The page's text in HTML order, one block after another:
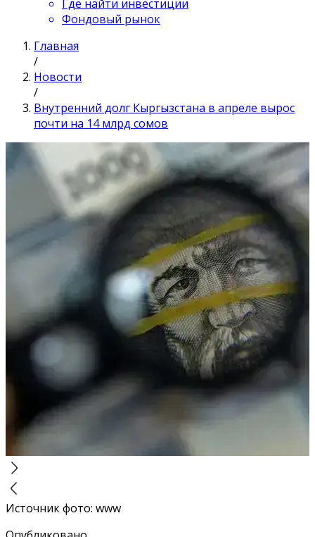
Где найти инвестиции
Фондовый рынок
Главная
/
Новости
/
Внутренний долг Кыргызстана в апреле вырос
почти на 14 млрд сомов
Источник фото: www